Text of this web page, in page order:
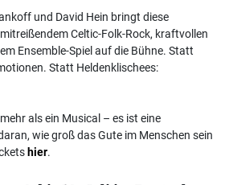
und David Hein bringt diese
Celtic-Folk-Rock, kraftvollen
Ensemble-Spiel auf die Bühne. Statt
Statt Heldenklischees:
als ein Musical – es ist eine
wie groß das Gute im Menschen sein
hier.